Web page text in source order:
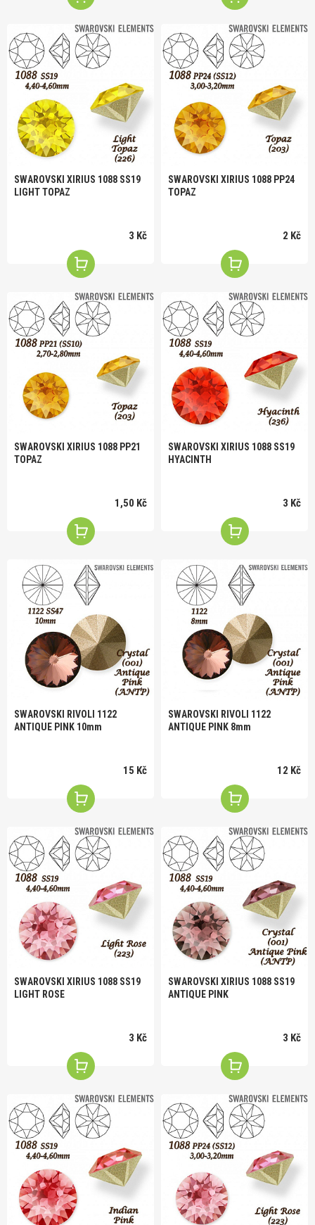
SWAROVSKI XIRIUS 1088 SS19
LIGHT TOPAZ
3 Kč
SWAROVSKI XIRIUS 1088 PP24
TOPAZ
2 Kč
SWAROVSKI XIRIUS 1088 PP21
TOPAZ
1,50 Kč
SWAROVSKI XIRIUS 1088 SS19
HYACINTH
3 Kč
SWAROVSKI RIVOLI 1122
ANTIQUE PINK 10mm
15 Kč
SWAROVSKI RIVOLI 1122
ANTIQUE PINK 8mm
12 Kč
SWAROVSKI XIRIUS 1088 SS19
LIGHT ROSE
3 Kč
SWAROVSKI XIRIUS 1088 SS19
ANTIQUE PINK
3 Kč